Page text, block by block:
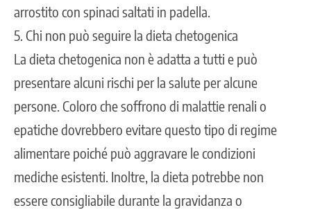
arrostito con spinaci saltati in padella.
5. Chi non può seguire la dieta chetogenica
La dieta chetogenica non è adatta a tutti e può
presentare alcuni rischi per la salute per alcune
persone. Coloro che soffrono di malattie renali o
epatiche dovrebbero evitare questo tipo di regime
alimentare poiché può aggravare le condizioni
mediche esistenti. Inoltre, la dieta potrebbe non
essere consigliabile durante la gravidanza o